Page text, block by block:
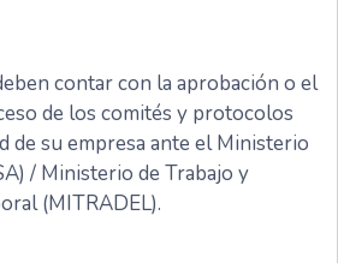
contar con la aprobación o el
de los comités y protocolos
de su empresa ante el Ministerio
/ Ministerio de Trabajo y
(MITRADEL).